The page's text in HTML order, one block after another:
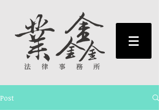
Post